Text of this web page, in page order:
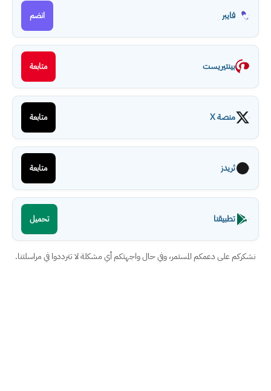
فايبر انضم
بينتيريست متابعة
منصة X متابعة
ثريدز متابعة
تطبيقنا تحميل
نشكركم على دعمكم المستمر، وفي حال واجهتكم أي مشكلة لا تترددوا في مراسلتنا.